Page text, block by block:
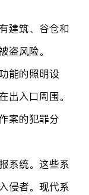
建筑、谷仓和
盗风险。
能的照明设
出入口周围。
案的犯罪分
系统。这些系
侵者。现代系